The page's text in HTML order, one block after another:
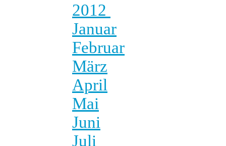
2012
Januar
Februar
März
April
Mai
Juni
Juli